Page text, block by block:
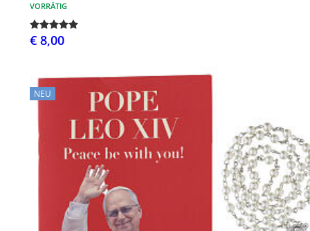
VORRÄTIG
€ 8,00
NEU